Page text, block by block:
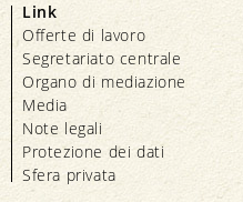
Link
Offerte di lavoro
Segretariato centrale
Organo di mediazione
Media
Note legali
Protezione dei dati
Sfera privata